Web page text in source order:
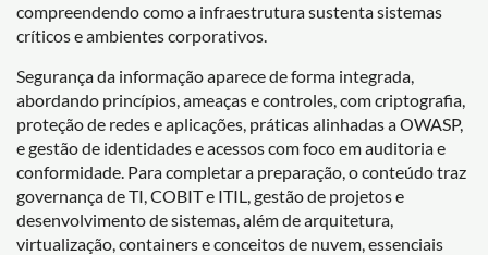
compreendendo como a infraestrutura sustenta sistemas
críticos e ambientes corporativos.
Segurança da informação aparece de forma integrada,
abordando princípios, ameaças e controles, com criptografia,
proteção de redes e aplicações, práticas alinhadas a OWASP,
e gestão de identidades e acessos com foco em auditoria e
conformidade. Para completar a preparação, o conteúdo traz
governança de TI, COBIT e ITIL, gestão de projetos e
desenvolvimento de sistemas, além de arquitetura,
virtualização, containers e conceitos de nuvem, essenciais